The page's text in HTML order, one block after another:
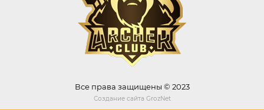
Все права защищены © 2023
Создание сайта GrozNet